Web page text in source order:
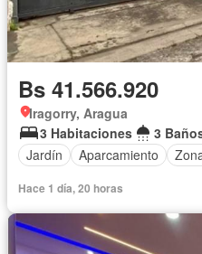
Bs 41.566.920
Iragorry, Aragua
3 Habitaciones
3
Jardín
Aparcamiento
Hace 1 día, 20 horas